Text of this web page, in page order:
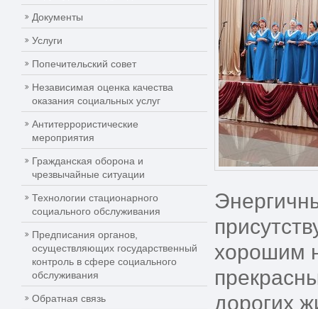
Документы
Услуги
Попечительский совет
Независимая оценка качества
оказания социальных услуг
Антитеррористические
мероприятия
Гражданская оборона и
чрезвычайные ситуации
Технологии стационарного
социального обслуживания
Предписания органов,
осуществляющих государственный
контроль в сфере социального
обслуживания
Обратная связь
хорошим
дорогих